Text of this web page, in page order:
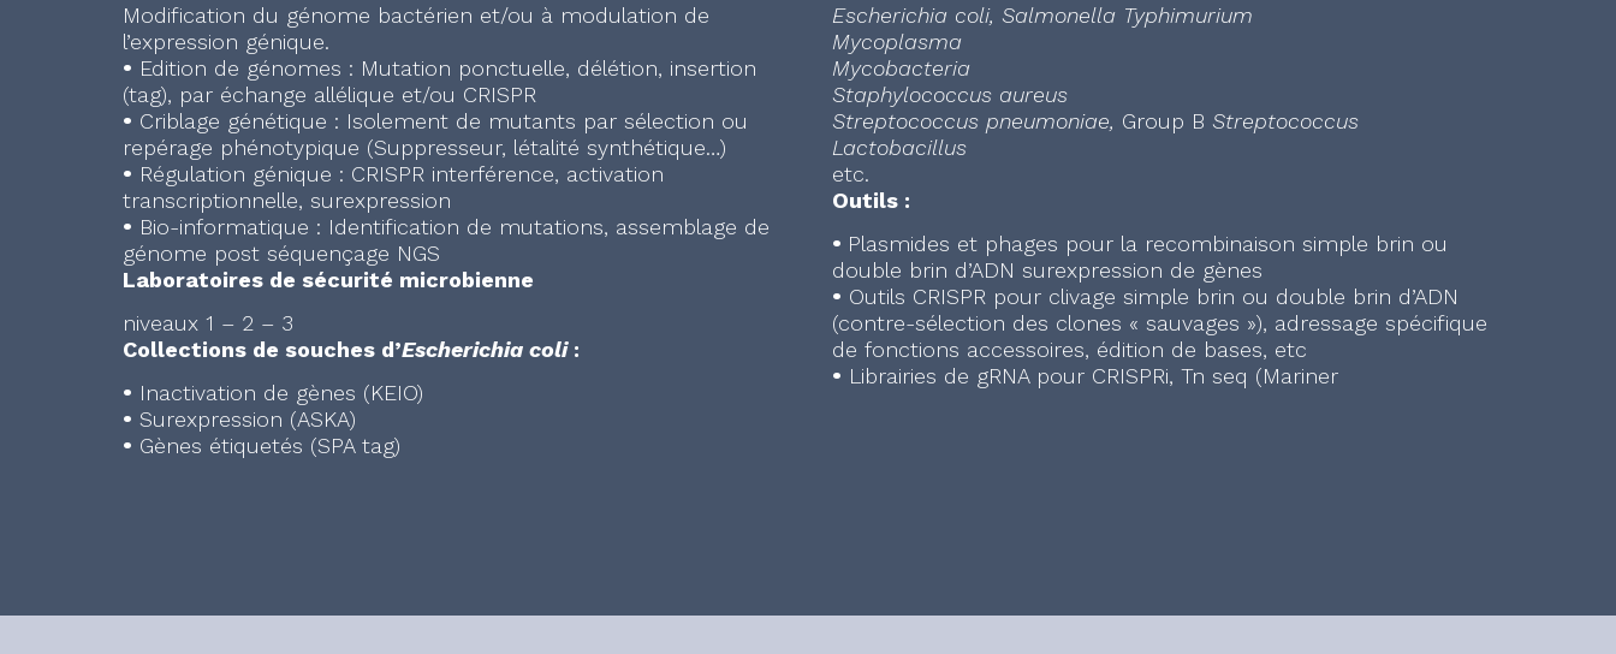
Modification du génome bactérien et/ou à modulation de
l’expression génique.
• Edition de génomes : Mutation ponctuelle, délétion, insertion
(tag), par échange allélique et/ou CRISPR
• Criblage génétique : Isolement de mutants par sélection ou
repérage phénotypique (Suppresseur, létalité synthétique…)
• Régulation génique : CRISPR interférence, activation
transcriptionnelle, surexpression
• Bio-informatique : Identification de mutations, assemblage de
génome post séquençage NGS
Laboratoires de sécurité microbienne
niveaux 1 – 2 – 3
Collections de souches d’Escherichia coli:
• Inactivation de gènes (KEIO)
• Surexpression (ASKA)
• Gènes étiquetés (SPA tag)
Escherichia coli, Salmonella Typhimurium
Mycoplasma
Mycobacteria
Staphylococcus aureus
Streptococcus pneumoniae, Group B Streptococcus
Lactobacillus
etc.
Outils :
• Plasmides et phages pour la recombinaison simple brin ou
double brin d’ADN surexpression de gènes
• Outils CRISPR pour clivage simple brin ou double brin d’ADN
(contre-sélection des clones « sauvages »), adressage spécifique
de fonctions accessoires, édition de bases, etc
• Librairies de gRNA pour CRISPRi, Tn seq (Mariner